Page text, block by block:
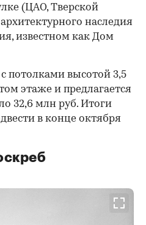
(ЦАО, Тверской
наследия
известном как Дом
потолками высотой 3,5
этаже и предлагается
32,6 млн руб. Итоги
в конце октября